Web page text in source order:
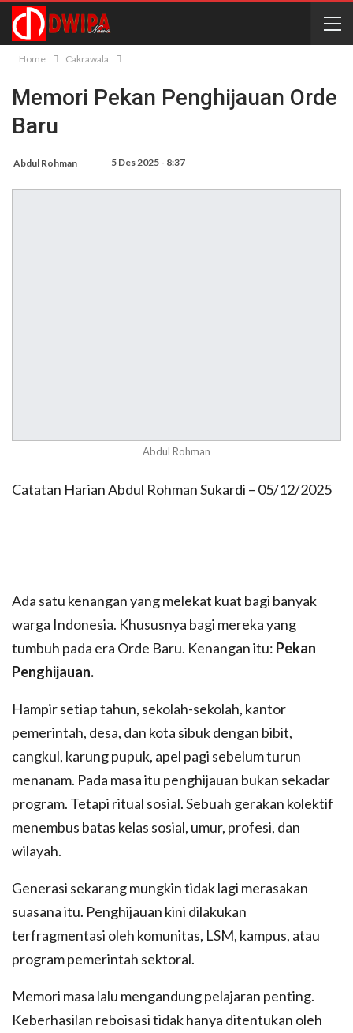
Home Cakrawala
Memori Pekan Penghijauan Orde
Baru
Abdul Rohman - 5 Des 2025 - 8:37
Abdul Rohman
Catatan Harian Abdul Rohman Sukardi – 05/12/2025
Ada satu kenangan yang melekat kuat bagi banyak
warga Indonesia. Khususnya bagi mereka yang
tumbuh pada era Orde Baru. Kenangan itu: Pekan
Penghijauan.
Hampir setiap tahun, sekolah-sekolah, kantor
pemerintah, desa, dan kota sibuk dengan bibit,
cangkul, karung pupuk, apel pagi sebelum turun
menanam. Pada masa itu penghijauan bukan sekadar
program. Tetapi ritual sosial. Sebuah gerakan kolektif
menembus batas kelas sosial, umur, profesi, dan
wilayah.
Generasi sekarang mungkin tidak lagi merasakan
suasana itu. Penghijauan kini dilakukan
terfragmentasi oleh komunitas, LSM, kampus, atau
program pemerintah sektoral.
Memori masa lalu mengandung pelajaran penting.
Keberhasilan reboisasi tidak hanya ditentukan oleh